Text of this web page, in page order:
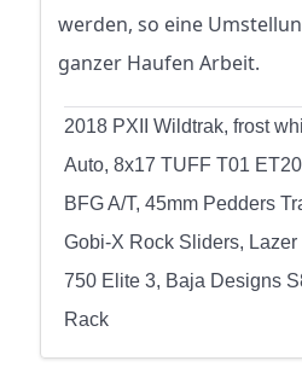
werden, so eine
ganzer Haufen Arbeit.
2018 PXII Wildtrak, frost
Auto, 8x17 TUFF T01
BFG A/T, 45mm Pedders
Gobi-X Rock Sliders,
750 Elite 3, Baja Designs
Rack